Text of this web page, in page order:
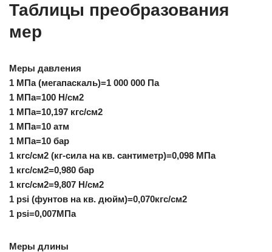
Таблицы преобразования
мер
Меры давления
1 МПа (мегапаскаль)=1 000 000 Па
1 МПа=100 Н/см2
1 МПа=10,197 кгс/см2
1 МПа=10 атм
1 МПа=10 бар
1 кгс/см2 (кг-сила на кв. сантиметр)=0,098 МПа
1 кгс/см2=0,980 бар
1 кгс/см2=9,807 Н/см2
1 psi (фунтов на кв. дюйм)=0,070кгс/см2
1 psi=0,007МПа
Меры длины